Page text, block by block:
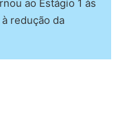
redução da